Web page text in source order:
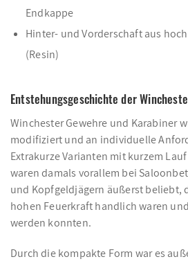
Endkappe
Hinter- und Vorderschaft aus
(Resin)
Entstehungsgeschichte der
Winchester Gewehre und Karabiner
modifiziert und an individuelle
Extrakurze Varianten mit kurzem
waren damals vorallem bei
und Kopfgeldjägern äußerst beliebt,
hohen Feuerkraft handlich waren
werden konnten.
Durch die kompakte Form war es